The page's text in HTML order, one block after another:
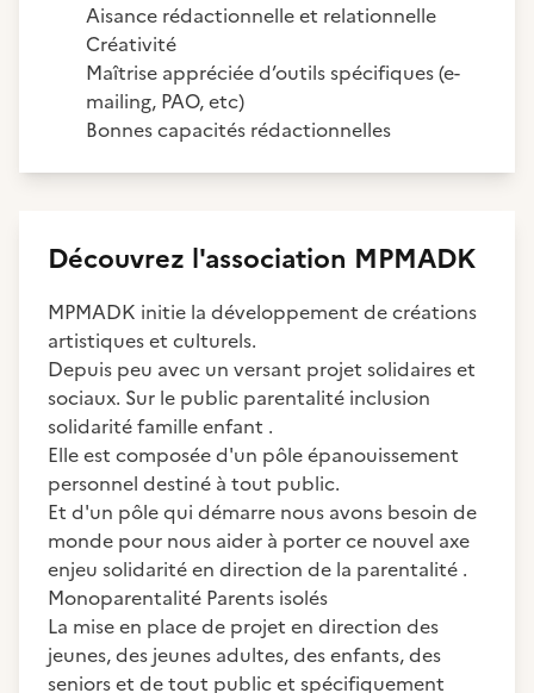
Aisance rédactionnelle et relationnelle
Créativité
Maîtrise appréciée d’outils spécifiques (e-
mailing, PAO, etc)
Bonnes capacités rédactionnelles
Découvrez l'association MPMADK
MPMADK initie la développement de créations
artistiques et culturels.
Depuis peu avec un versant projet solidaires et
sociaux. Sur le public parentalité inclusion
solidarité famille enfant .
Elle est composée d'un pôle épanouissement
personnel destiné à tout public.
Et d'un pôle qui démarre nous avons besoin de
monde pour nous aider à porter ce nouvel axe
enjeu solidarité en direction de la parentalité .
Monoparentalité Parents isolés
La mise en place de projet en direction des
jeunes, des jeunes adultes, des enfants, des
seniors et de tout public et spécifiquement